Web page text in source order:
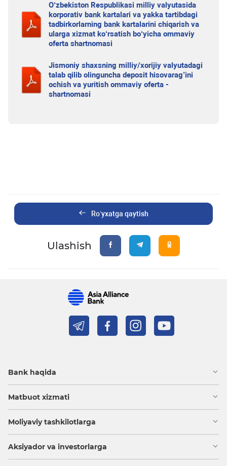
O‘zbekiston Respublikasi milliy valyutasida
korporativ bank kartalari va yakka tartibdagi
tadbirkorlarning bank kartalarini chiqarish va
ularga xizmat ko‘rsatish bo‘yicha ommaviy
oferta shartnomasi
Jismoniy shaxsning milliy/xorijiy valyutadagi
talab qilib olinguncha deposit hisovarag’ini
ochish va yuritish ommaviy oferta -
shartnomasi
Ro’yxatga qaytish
Ulashish
Bank haqida
Matbuot xizmati
Moliyaviy tashkilotlarga
Aksiyador va investorlarga